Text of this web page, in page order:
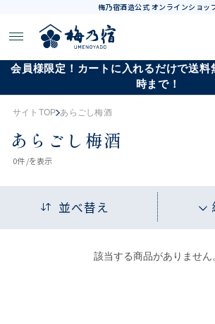
梅乃宿酒造公式 オンラインショッ
会員様限定！カートに入れるだけで送料
時まで！
サイトTOP あらごし梅酒
あらごし梅酒
0件 /を表示
並べ替え
該当する商品がありません